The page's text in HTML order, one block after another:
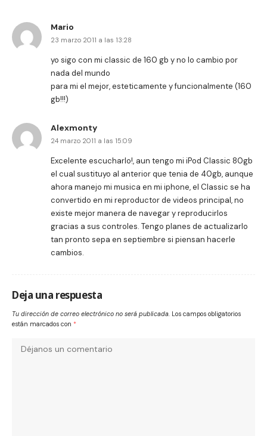
Mario
23 marzo 2011 a las 13:28
yo sigo con mi classic de 160 gb y no lo cambio por
nada del mundo
para mi el mejor, esteticamente y funcionalmente (160
gb!!!)
Alexmonty
24 marzo 2011 a las 15:09
Excelente escucharlo!, aun tengo mi iPod Classic 80gb
el cual sustituyo al anterior que tenia de 40gb, aunque
ahora manejo mi musica en mi iphone, el Classic se ha
convertido en mi reproductor de videos principal, no
existe mejor manera de navegar y reproducirlos
gracias a sus controles. Tengo planes de actualizarlo
tan pronto sepa en septiembre si piensan hacerle
cambios.
Deja una respuesta
Tu dirección de correo electrónico no será publicada. Los campos obligatorios
están marcados con *